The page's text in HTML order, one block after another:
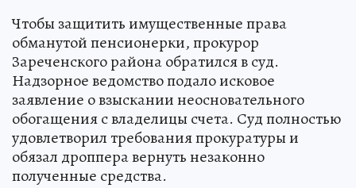
Чтобы защитить имущественные права
обманутой пенсионерки, прокурор
Зареченского района обратился в суд.
Надзорное ведомство подало исковое
заявление о взыскании неосновательного
обогащения с владелицы счета. Суд полностью
удовлетворил требования прокуратуры и
обязал дроппера вернуть незаконно
полученные средства.